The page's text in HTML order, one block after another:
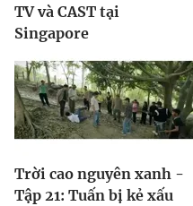
TV và CAST tại
Singapore
Trời cao nguyên xanh -
Tập 21: Tuấn bị kẻ xấu